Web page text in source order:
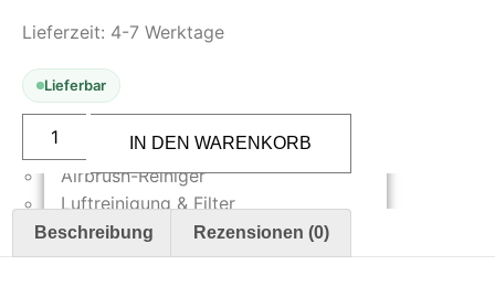
Maskierfolien & Maskierbänder
Reinigung & Pflege
Oberflächenreiniger
Airbrush-Reiniger
Luftreinigung & Filter
Zubehör & Ausstattung
Lieferzeit: 4-7 Werktage
Lieferbar
Vallejo
Model
Air
318
AMT-
7
Greyish
Blue
17
IN DEN WARENKORB
Beschreibung Rezensionen (0)